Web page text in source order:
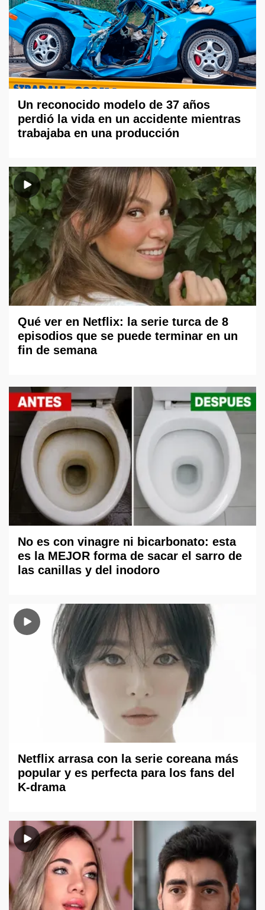
Un reconocido modelo de 37 años
perdió la vida en un accidente mientras
trabajaba en una producción
Qué ver en Netflix: la serie turca de 8
episodios que se puede terminar en un
fin de semana
No es con vinagre ni bicarbonato: esta
es la MEJOR forma de sacar el sarro de
las canillas y del inodoro
Netflix arrasa con la serie coreana más
popular y es perfecta para los fans del
K-drama